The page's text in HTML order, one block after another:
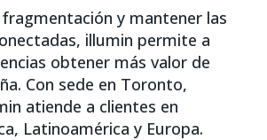
y mantener las
illumin permite a
obtener más valor de
Con sede en Toronto,
atiende a clientes en
Latinoamérica y Europa.